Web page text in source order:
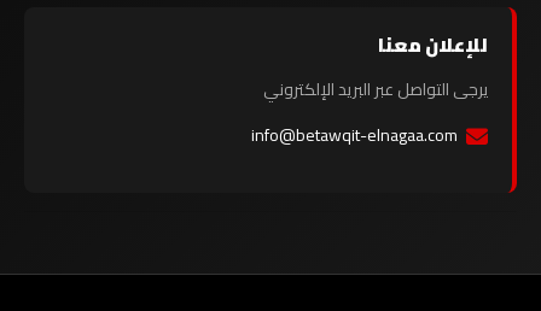
للإعلان معنا
يرجى التواصل عبر البريد الإلكتروني
info@betawqit-elnagaa.com